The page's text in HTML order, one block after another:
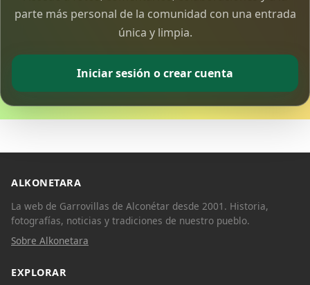
parte más personal de la comunidad con una entrada
única y limpia.
Iniciar sesión o crear cuenta
ALKONETARA
La web de Garrovillas de Alconétar desde 2001. Historia,
fotografías, noticias y tradiciones de nuestro pueblo.
Sobre Alkonetara
EXPLORAR